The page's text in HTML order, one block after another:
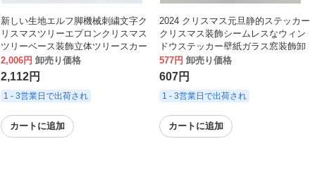
新しい生地エルフ脚機械刺繍文字ク
リスマスツリーエプロンクリスマス
ツリーベース装飾立体ツリースカー
ト
2,006円 卸売り価格
2,112円
1 - 3営業日で出荷され
カートに追加
2024 クリスマス元旦静的ステッカー
クリスマス装飾シームレスなウィン
ドウステッカー壁紙ガラス窓装飾卸
売
577円 卸売り価格
607円
1 - 3営業日で出荷され
カートに追加